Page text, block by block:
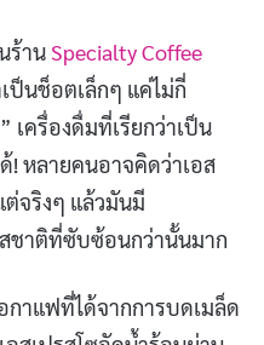
ร้าน Specialty Coffee
ป็นช็อตเล็กๆ แค่ไม่กี่
เครื่องดื่มที่เรียกว่าเป็น
! หลายคนอาจคิดว่าเอส
จริงๆ แล้วมันมี
ชาติที่ซับซ้อนกว่านั้นมาก
กาแฟที่ได้จากการบดเมล็ด